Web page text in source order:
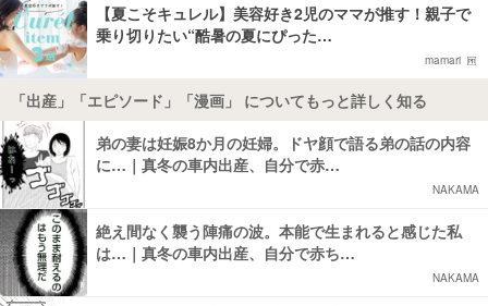
【夏こそキュレル】美容好き2児のママが推す！親子で
乗り切りたい“酷暑の夏にぴった…
mamari
「出産」「エピソード」「漫画」 についてもっと詳しく知る
弟の妻は妊娠8か月の妊婦。ドヤ顔で語る弟の話の内容
に…｜真冬の車内出産、自分で赤…
NAKAMA
絶え間なく襲う陣痛の波。本能で生まれると感じた私
は…｜真冬の車内出産、自分で赤ち…
NAKAMA